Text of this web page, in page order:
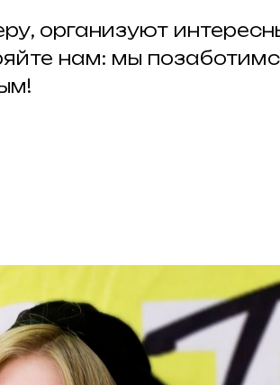
организуют
нам: мы